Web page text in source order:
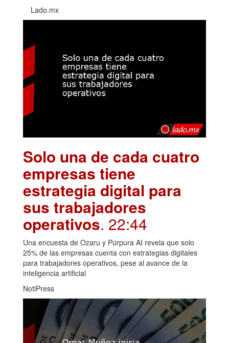
Lado.mx
Solo una de cada cuatro
empresas tiene
estrategia digital para
sus trabajadores
operativos. 22:44
Una encuesta de Ozaru y Púrpura AI revela que solo
25% de las empresas cuenta con estrategias digitales
para trabajadores operativos, pese al avance de la
inteligencia artificial
NotiPress